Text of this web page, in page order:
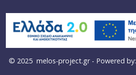
© 2025 melos-project.gr- Powered by: